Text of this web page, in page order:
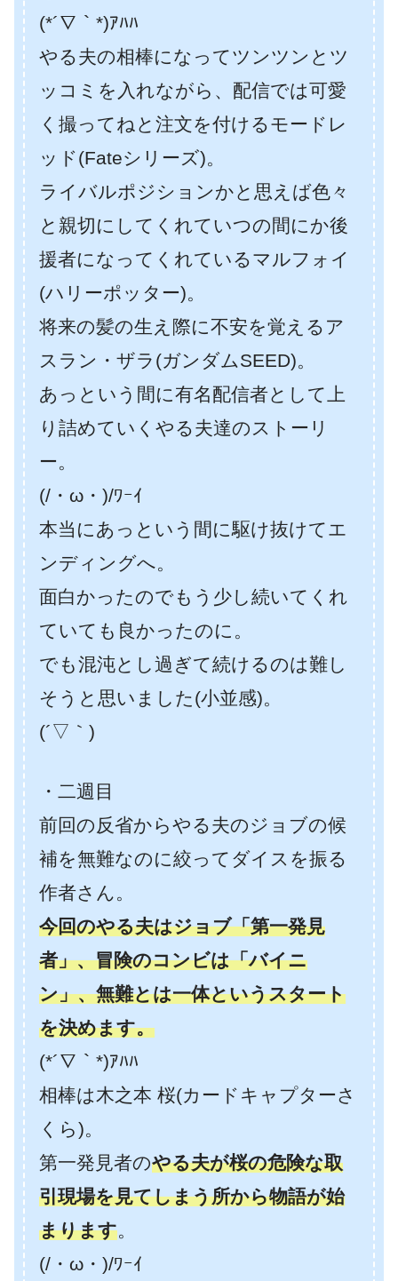
(*´∇｀*)ｱﾊﾊ
やる夫の相棒になってツンツンとツ
ッコミを入れながら、配信では可愛
く撮ってねと注文を付けるモードレ
ッド(Fateシリーズ)。
ライバルポジションかと思えば色々
と親切にしてくれていつの間にか後
援者になってくれているマルフォイ
(ハリーポッター)。
将来の髪の生え際に不安を覚えるア
スラン・ザラ(ガンダムSEED)。
あっという間に有名配信者として上
り詰めていくやる夫達のストーリ
ー。
(/・ω・)/ﾜｰｲ
本当にあっという間に駆け抜けてエ
ンディングへ。
面白かったのでもう少し続いてくれ
ていても良かったのに。
でも混沌とし過ぎて続けるのは難し
そうと思いました(小並感)。
(´▽｀)
・二週目
前回の反省からやる夫のジョブの候
補を無難なのに絞ってダイスを振る
作者さん。
今回のやる夫はジョブ「第一発見
者」、冒険のコンビは「バイニ
ン」、無難とは一体というスタート
を決めます。
(*´∇｀*)ｱﾊﾊ
相棒は木之本 桜(カードキャプターさ
くら)。
第一発見者のやる夫が桜の危険な取
引現場を見てしまう所から物語が始
まります。
(/・ω・)/ﾜｰｲ